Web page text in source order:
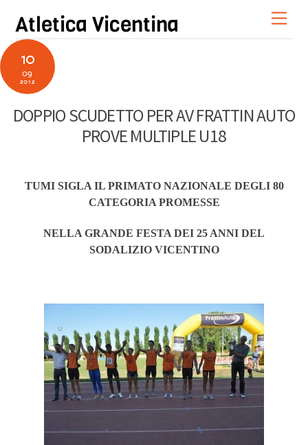
content
Atletica Vicentina
10
09
2012
DOPPIO SCUDETTO PER AV FRATTIN AUTO
PROVE MULTIPLE U18
TUMI SIGLA IL PRIMATO NAZIONALE DEGLI 80
CATEGORIA PROMESSE
NELLA GRANDE FESTA DEI 25 ANNI DEL
SODALIZIO VICENTINO